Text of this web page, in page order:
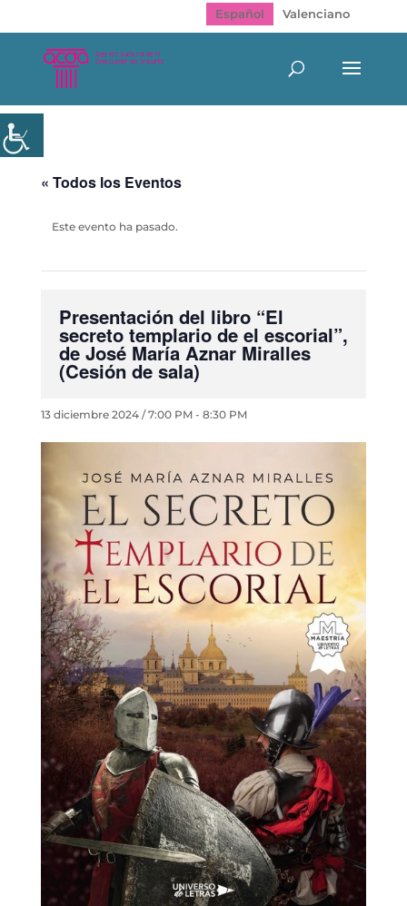
Español Valenciano
« Todos los Eventos
Este evento ha pasado.
Presentación del libro “El
secreto templario de el escorial”,
de José María Aznar Miralles
(Cesión de sala)
13 diciembre 2024 / 7:00 PM- 8:30 PM